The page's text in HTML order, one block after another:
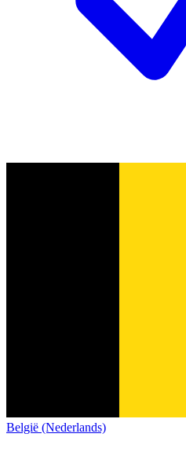
België (Nederlands)